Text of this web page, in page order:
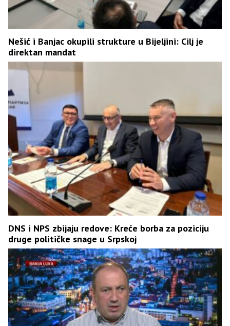
Nešić i Banjac okupili strukture u Bijeljini: Cilj je
direktan mandat
DNS i NPS zbijaju redove: Kreće borba za poziciju
druge političke snage u Srpskoj